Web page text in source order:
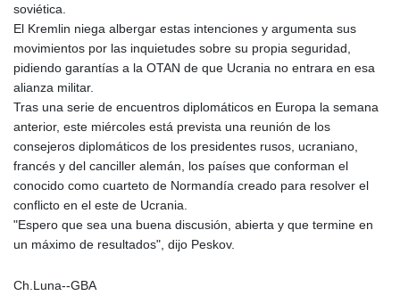
soviética.
El Kremlin niega albergar estas intenciones y argumenta sus
movimientos por las inquietudes sobre su propia seguridad,
pidiendo garantías a la OTAN de que Ucrania no entrara en esa
alianza militar.
Tras una serie de encuentros diplomáticos en Europa la semana
anterior, este miércoles está prevista una reunión de los
consejeros diplomáticos de los presidentes rusos, ucraniano,
francés y del canciller alemán, los países que conforman el
conocido como cuarteto de Normandía creado para resolver el
conflicto en el este de Ucrania.
"Espero que sea una buena discusión, abierta y que termine en
un máximo de resultados", dijo Peskov.
Ch.Luna--GBA